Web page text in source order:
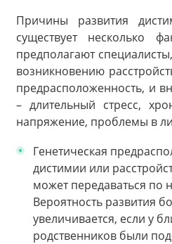
Причины развития
существует несколько
предполагают
возникновению
предрасположенность, и
– длительный стресс,
напряжение, проблемы в
Генетическая
дистимии или
может передаваться по
Вероятность развития
увеличивается, если у
родственников были